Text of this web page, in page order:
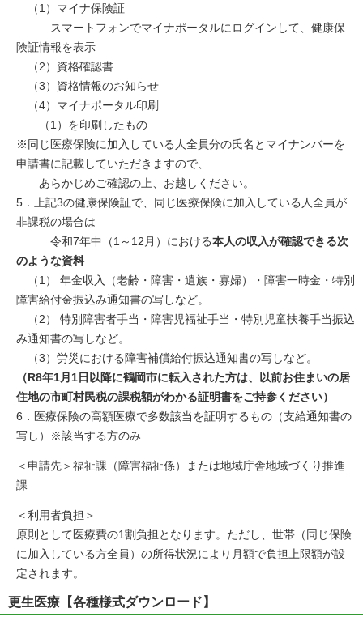
（1）マイナ保険証
スマートフォンでマイナポータルにログインして、健康保
険証情報を表示
（2）資格確認書
（3）資格情報のお知らせ
（4）マイナポータル印刷
（1）を印刷したもの
※同じ医療保険に加入している人全員分の氏名とマイナンバーを
申請書に記載していただきますので、
あらかじめご確認の上、お越しください。
5．上記3の健康保険証で、同じ医療保険に加入している人全員が
非課税の場合は
令和7年中（1～12月）における本人の収入が確認できる次
のような資料
（1） 年金収入（老齢・障害・遺族・寡婦）・障害一時金・特別
障害給付金振込み通知書の写しなど。
（2） 特別障害者手当・障害児福祉手当・特別児童扶養手当振込
み通知書の写しなど。
（3）労災における障害補償給付振込通知書の写しなど。
（R8年1月1日以降に鶴岡市に転入された方は、以前お住まいの居
住地の市町村民税の課税額がわかる証明書をご持参ください）
6．医療保険の高額医療で多数該当を証明するもの（支給通知書の
写し）※該当する方のみ
＜申請先＞福祉課（障害福祉係）または地域庁舎地域づくり推進
課
＜利用者負担＞
原則として医療費の1割負担となります。ただし、世帯（同じ保険
に加入している方全員）の所得状況により月額で負担上限額が設
定されます。
更生医療【各種様式ダウンロード】